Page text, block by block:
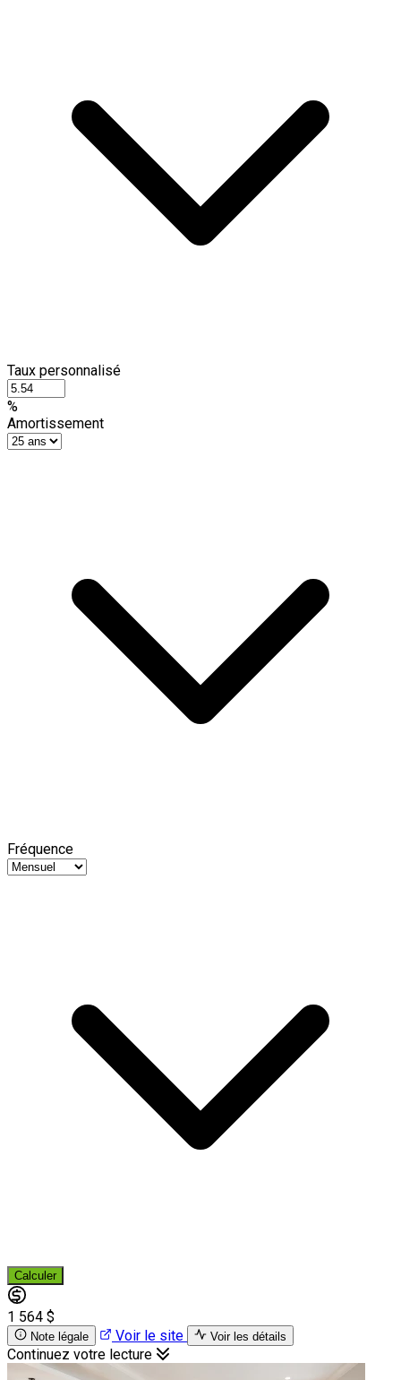
Taux personnalisé
%
Amortissement
Fréquence
Calculer
1 564 $
Note légale Voir le site Voir les détails
Continuez votre lecture